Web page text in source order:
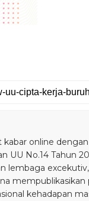
online
UU No.14 Tahun
lembaga
mempublikasikan
kehadapan